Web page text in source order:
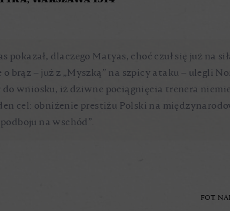
dlaczego Matyas, choć czuł się już na
brąz – już z „Myszką” na szpicy ataku – ulegli
wniosku, iż dziwne pociągnięcia trenera
cel: obniżenie prestiżu Polski na
na wschód”.
FOT.